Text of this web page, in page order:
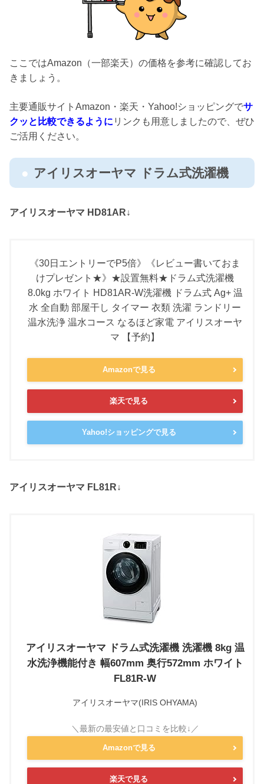
ここではAmazon（一部楽天）の価格を参考に確認してお
きましょう。
主要通販サイトAmazon・楽天・Yahoo!ショッピングでサ
クッと比較できるように リンクも用意しましたので、ぜひ
ご活用ください。
アイリスオーヤマ ドラム式洗濯機
アイリスオーヤマ HD81AR↓
《30日エントリーでP5倍》《レビュー書いておま
けプレゼント★》★設置無料★ドラム式洗濯機
8.0kg ホワイト HD81AR-W洗濯機 ドラム式 Ag+ 温
水 全自動 部屋干し タイマー 衣類 洗濯 ランドリー
温水洗浄 温水コース なるほど家電 アイリスオーヤ
マ 【予約】
Amazonで見る
楽天で見る
Yahoo!ショッピングで見る
アイリスオーヤマ FL81R↓
アイリスオーヤマ ドラム式洗濯機 洗濯機 8kg 温
水洗浄機能付き 幅607mm 奥行572mm ホワイト
FL81R-W
アイリスオーヤマ(IRIS OHYAMA)
Amazonで見る
楽天で見る